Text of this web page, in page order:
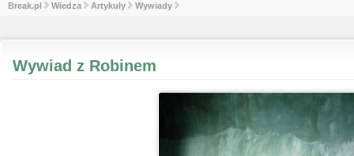
Break.pl Wiedza Artykuły Wywiady
Wywiad z Robinem